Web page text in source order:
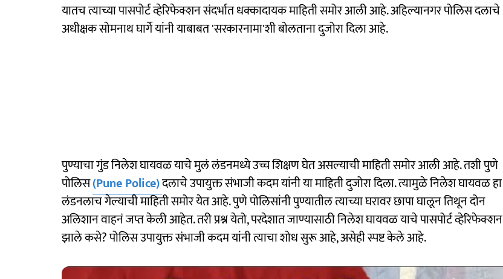
यातच त्याच्या पासपोर्ट व्हेरिफेक्शन संदर्भात धक्कादायक माहिती समोर आली आहे. अहिल्यानगर पोलिस दलाचे
अधीक्षक सोमनाथ घार्गे यांनी याबाबत 'सरकारनामा'शी बोलताना दुजोरा दिला आहे.
पुण्याचा गुंड निलेश घायवळ याचे मुलं लंडनमध्ये उच्च शिक्षण घेत असल्याची माहिती समोर आली आहे. तशी पुणे
पोलिस(Pune Police)दलाचे उपायुक्त संभाजी कदम यांनी या माहिती दुजोरा दिला. त्यामुळे निलेश घायवळ हा
लंडनलाच गेल्याची माहिती समोर येत आहे. पुणे पोलिसांनी पुण्यातील त्याच्या घरावर छापा घालून तिथून दोन
अलिशान वाहनं जप्त केली आहेत. तरी प्रश्न येतो, परदेशात जाण्यासाठी निलेश घायवळ याचे पासपोर्ट व्हेरिफेक्शन
झाले कसे? पोलिस उपायुक्त संभाजी कदम यांनी त्याचा शोध सुरू आहे, असेही स्पष्ट केले आहे.